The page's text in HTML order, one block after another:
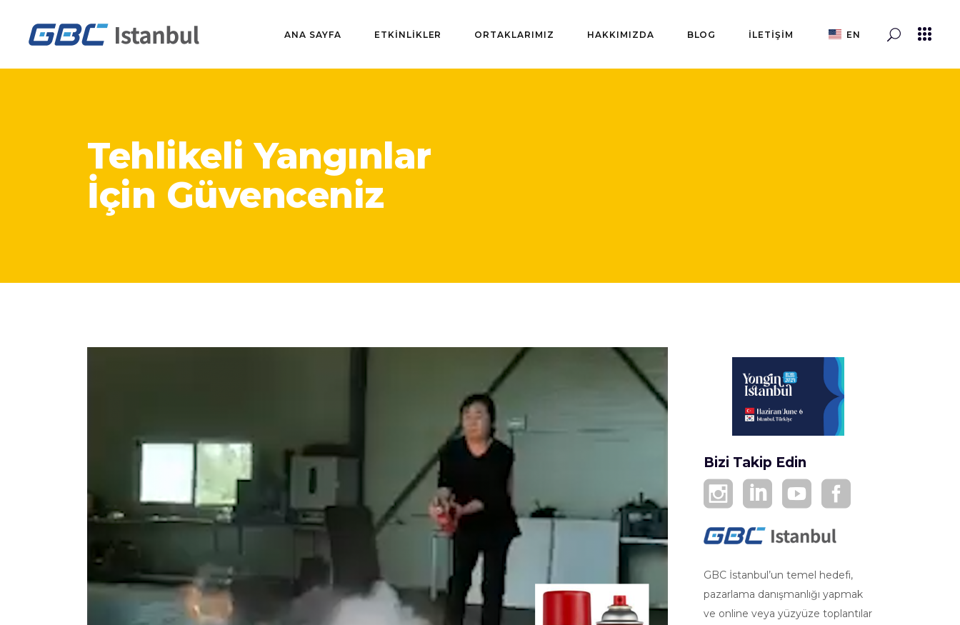
ANA SAYFA ETKİNLİKLER ORTAKLARIMIZ HAKKIMIZDA BLOG İLETİŞİM EN
Tehlikeli Yangınlar
İçin Güvenceniz
Bizi Takip Edin
GBC İstanbul’un temel hedefi,
pazarlama danışmanlığı yapmak
ve online veya yüzyüze toplantılar